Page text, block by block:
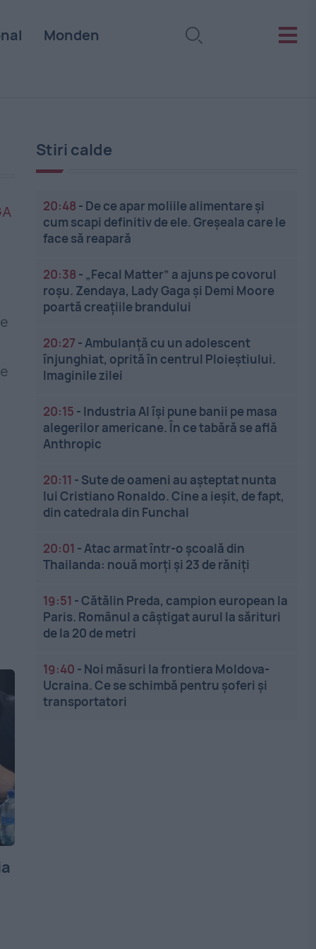
Monden
Stiri calde
20:48 - De ce apar moliile alimentare și
cum scapi definitiv de ele. Greșeala care le
face să reapară
20:38 - „Fecal Matter” a ajuns pe covorul
roșu. Zendaya, Lady Gaga și Demi Moore
poartă creațiile brandului
20:27 -Ambulanță cu un adolescent
înjunghiat, oprită în centrul Ploieștiului.
Imaginile zilei
20:15 - Industria AI își pune banii pe masa
alegerilor americane. În ce tabără se află
Anthropic
20:11 - Sute de oameni au așteptat nunta
lui Cristiano Ronaldo. Cine a ieșit, de fapt,
din catedrala din Funchal
20:01 -Atac armat într-o școală din
Thailanda: nouă morți și 23 de răniți
19:51 -Cătălin Preda, campion european la
Paris. Românul a câștigat aurul la sărituri
de la 20 de metri
19:40 - Noi măsuri la frontiera Moldova-
Ucraina. Ce se schimbă pentru șoferi și
transportatori